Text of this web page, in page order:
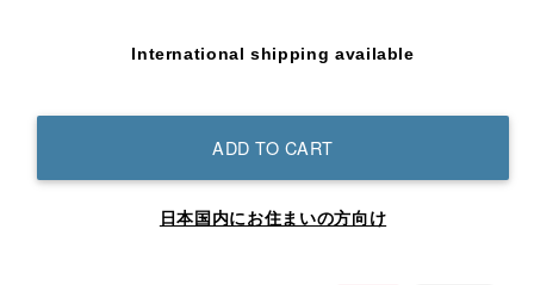
International shipping available
ADD TO CART
日本国内にお住まいの方向け